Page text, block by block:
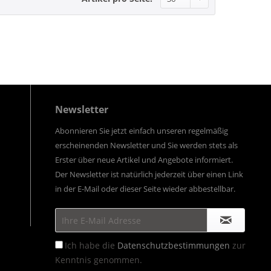
Newsletter
Abonnieren Sie jetzt einfach unseren regelmäßig
erscheinenden Newsletter und Sie werden stets als
Erster über neue Artikel und Angebote informiert.
Der Newsletter ist natürlich jederzeit über einen Link
in der E-Mail oder dieser Seite wieder abbestellbar.
Ich habe die Datenschutzbestimmungen zur
Kenntnis genommen.